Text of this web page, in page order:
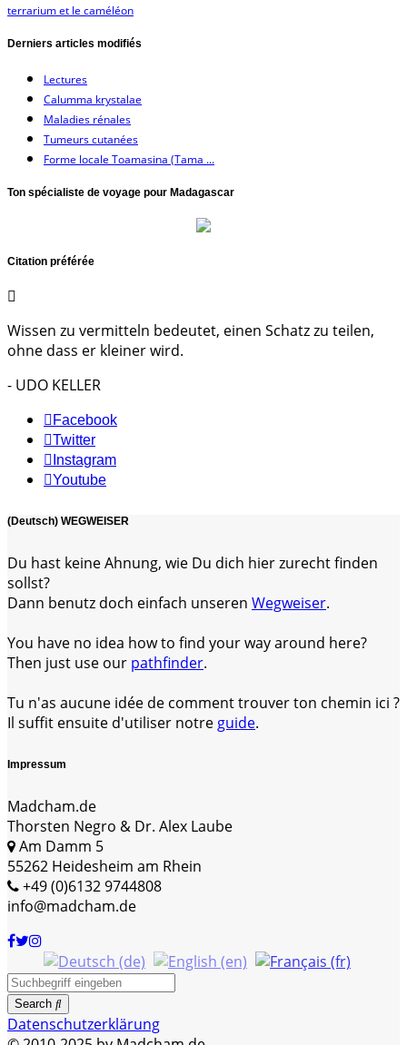
terrarium et le caméléon
Derniers articles modifiés
Lectures
Calumma krystalae
Maladies rénales
Tumeurs cutanées
Forme locale Toamasina (Tama ...
Ton spécialiste de voyage pour Madagascar
Citation préférée
Wissen zu vermitteln bedeutet, einen Schatz zu teilen,
ohne dass er kleiner wird.
- UDO KELLER
Facebook
Twitter
Instagram
Youtube
(Deutsch) WEGWEISER
Du hast keine Ahnung, wie Du dich hier zurecht finden
sollst?
Dann benutz doch einfach unseren Wegweiser.
You have no idea how to find your way around here?
Then just use our pathfinder.
Tu n'as aucune idée de comment trouver ton chemin ici ?
Il suffit ensuite d'utiliser notre guide.
Impressum
Madcham.de
Thorsten Negro & Dr. Alex Laube
Am Damm 5
55262 Heidesheim am Rhein
+49 (0)6132 9744808
info@madcham.de
Search
Datenschutzerklärung